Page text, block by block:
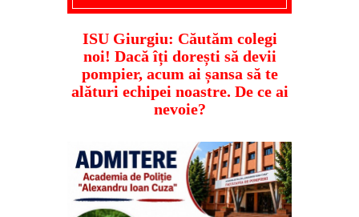
economic, editoriale giurgiu, dezvaluiri,
soc, cancan, stiri locale
ISU Giurgiu: Căutăm colegi
noi! Dacă îți dorești să devii
pompier, acum ai șansa să te
alături echipei noastre. De ce ai
nevoie?